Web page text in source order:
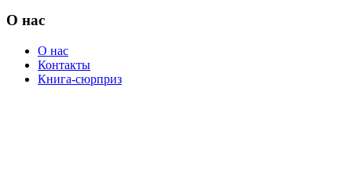
О нас
О нас
Контакты
Книга-сюрприз